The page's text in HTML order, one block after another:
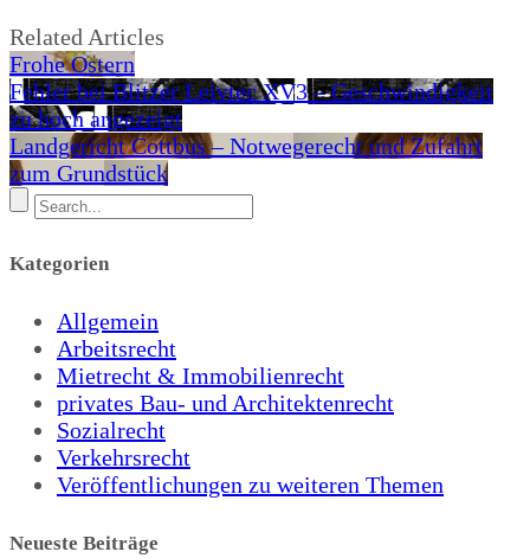
Related Articles
Frohe Ostern
Fehler bei Blitzer Leivtec XV3 – Geschwindigkeit
zu hoch angezeigt
Landgericht Cottbus – Notwegerecht und Zufahrt
zum Grundstück
Kategorien
Allgemein
Arbeitsrecht
Mietrecht & Immobilienrecht
privates Bau- und Architektenrecht
Sozialrecht
Verkehrsrecht
Veröffentlichungen zu weiteren Themen
Neueste Beiträge